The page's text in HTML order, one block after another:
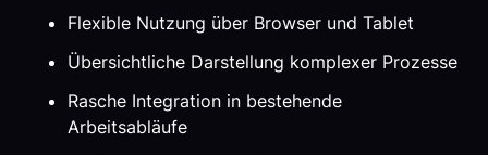
Flexible Nutzung über Browser und Tablet
Übersichtliche Darstellung komplexer Prozesse
Rasche Integration in bestehende
Arbeitsabläufe